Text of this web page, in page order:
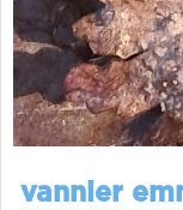
vannier